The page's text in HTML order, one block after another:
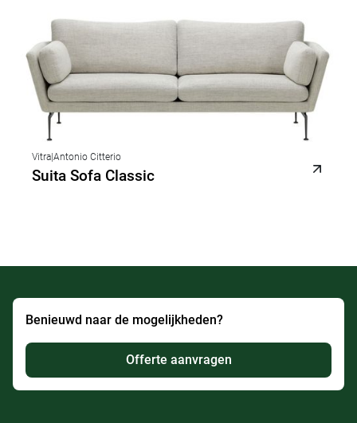
Vitra Antonio Citterio
Suita Sofa Classic
Benieuwd naar de mogelijkheden?
Offerte aanvragen